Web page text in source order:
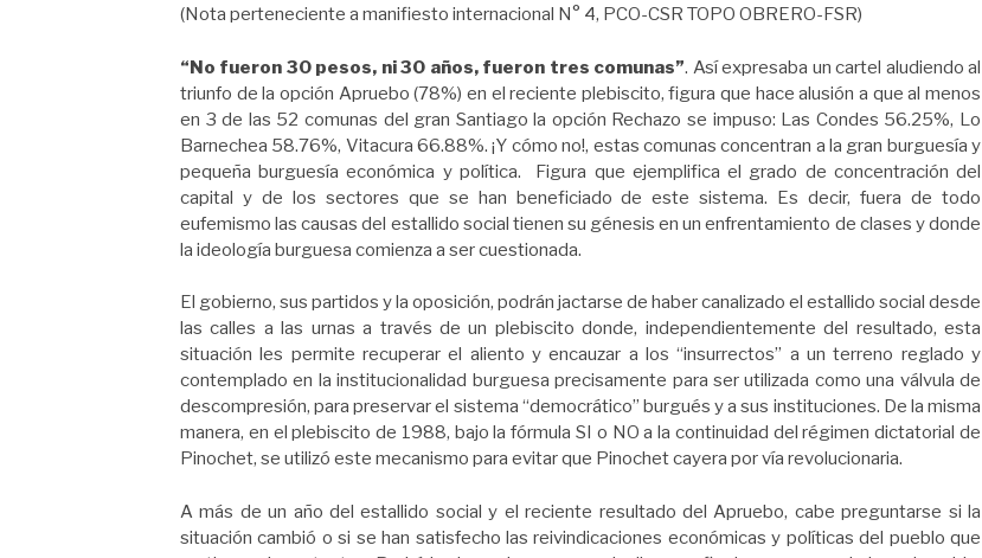
(Nota perteneciente a manifiesto internacional N° 4, PCO-CSR TOPO OBRERO-FSR)
“No fueron 30 pesos, ni 30 años, fueron tres comunas”. Así expresaba un cartel aludiendo al
triunfo de la opción Apruebo (78%) en el reciente plebiscito, figura que hace alusión a que al menos
en 3 de las 52 comunas del gran Santiago la opción Rechazo se impuso: Las Condes 56.25%, Lo
Barnechea 58.76%, Vitacura 66.88%. ¡Y cómo no!, estas comunas concentran a la gran burguesía y
pequeña burguesía económica y política. Figura que ejemplifica el grado de concentración del
capital y de los sectores que se han beneficiado de este sistema. Es decir, fuera de todo
eufemismo las causas del estallido social tienen su génesis en un enfrentamiento de clases y donde
la ideología burguesa comienza a ser cuestionada.
El gobierno, sus partidos y la oposición, podrán jactarse de haber canalizado el estallido social desde
las calles a las urnas a través de un plebiscito donde, independientemente del resultado, esta
situación les permite recuperar el aliento y encauzar a los “insurrectos” a un terreno reglado y
contemplado en la institucionalidad burguesa precisamente para ser utilizada como una válvula de
descompresión, para preservar el sistema “democrático” burgués y a sus instituciones. De la misma
manera, en el plebiscito de 1988, bajo la fórmula SI o NO a la continuidad del régimen dictatorial de
Pinochet, se utilizó este mecanismo para evitar que Pinochet cayera por vía revolucionaria.
A más de un año del estallido social y el reciente resultado del Apruebo, cabe preguntarse si la
situación cambió o si se han satisfecho las reivindicaciones económicas y políticas del pueblo que